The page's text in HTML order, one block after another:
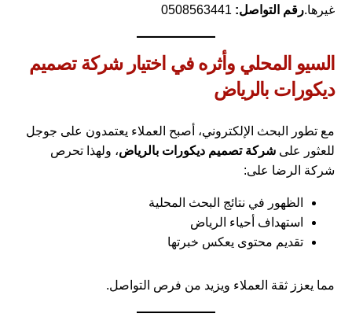
غيرها.رقم التواصل:
السيو المحلي وأثره في اختيار شركة تصميم
ديكورات بالرياض
مع تطور البحث الإلكتروني، أصبح العملاء يعتمدون على جوجل
للعثور علىشركة تصميم ديكورات بالرياض، ولهذا تحرص
شركة الرضا على:
الظهور في نتائج البحث المحلية
استهداف أحياء الرياض
تقديم محتوى يعكس خبرتها
مما يعزز ثقة العملاء ويزيد من فرص التواصل.